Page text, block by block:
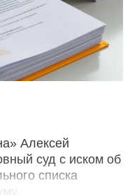
Алексей
суд с иском об
списка